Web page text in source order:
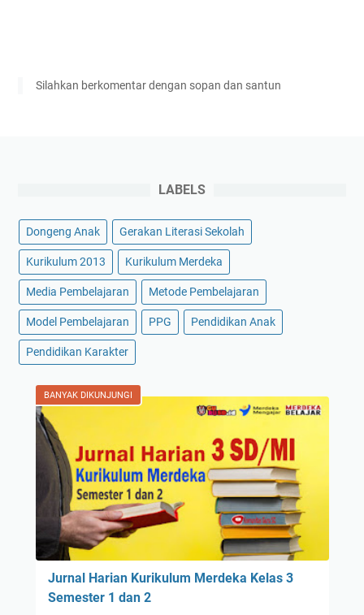
Silahkan berkomentar dengan sopan dan santun
LABELS
Dongeng Anak Gerakan Literasi Sekolah
Kurikulum 2013 Kurikulum Merdeka
Media Pembelajaran Metode Pembelajaran
Model Pembelajaran PPG Pendidikan Anak
Pendidikan Karakter
BANYAK DIKUNJUNGI
Jurnal Harian Kurikulum Merdeka Kelas 3
Semester 1 dan 2